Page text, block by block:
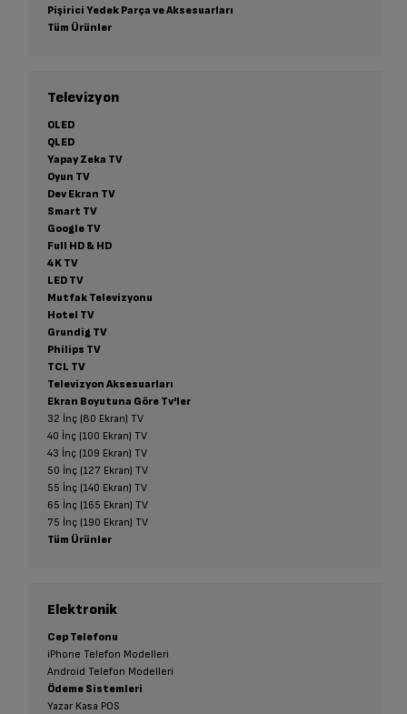
Pişirici Yedek Parça ve Aksesuarları
Tüm Ürünler
Televizyon
OLED
QLED
Yapay Zeka TV
Oyun TV
Dev Ekran TV
Smart TV
Google TV
Full HD & HD
4K TV
LED TV
Mutfak Televizyonu
Hotel TV
Grundig TV
Philips TV
TCL TV
Televizyon Aksesuarları
Ekran Boyutuna Göre Tv'ler
32 İnç (80 Ekran) TV
40 İnç (100 Ekran) TV
43 İnç (109 Ekran) TV
50 İnç (127 Ekran) TV
55 İnç (140 Ekran) TV
65 İnç (165 Ekran) TV
75 İnç (190 Ekran) TV
Tüm Ürünler
Elektronik
Cep Telefonu
iPhone Telefon Modelleri
Android Telefon Modelleri
Ödeme Sistemleri
Yazar Kasa POS